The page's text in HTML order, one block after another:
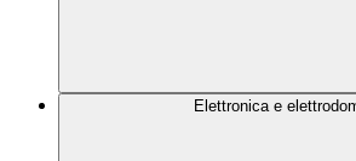
Elettronica e